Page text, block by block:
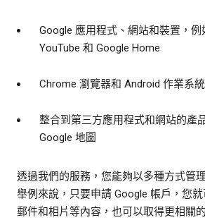
Google 應用程式、網站和裝置，例
YouTube 和 Google Home
Chrome 瀏覽器和 Android 作業系
整合到第三方應用程式和網站的產
Google 地圖
透過我們的服務，您能夠以多種方式管
舉例來說，只要申請 Google 帳戶，您
郵件和相片等內容，也可以取得更相關